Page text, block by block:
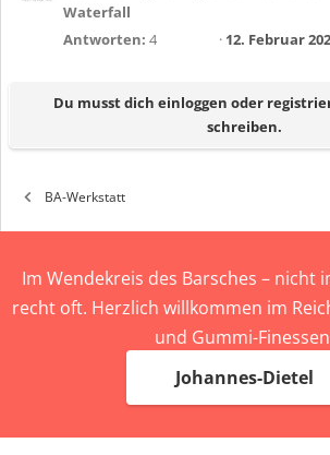
Waterfall
Antworten 4 12. Februar
Du musst dich einloggen oder
schreiben.
BA-Werkstatt
Im Wendekreis des Barsches – nicht
recht oft. Herzlich willkommen im
und Gummi-
Johannes-Dietel